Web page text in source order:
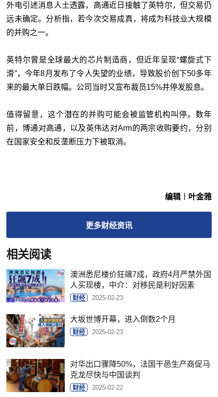
外电引述消息人士透露，高通近日接触了英特尔，但交易仍
远未确定。分析指，若今次交易成真，将成为科技业大规模
的并购之一。
英特尔曾是全球最大的芯片制造商，但近年呈现“螺旋式下
滑”，今年8月发布了令人失望的业绩，导致股价创下50多年
来的最大单日跌幅。公司当时又宣布裁员15%并停发股息。
值得留意，这个潜在的并购可能会被监管机构叫停。数年
前，博通对高通，以及英伟达对Arm的两宗收购要约，分别
在国家安全和反垄断压力下被取消。
编辑︱叶金雅
更多财经资讯
相关阅读
澳洲悉尼楼价狂飊7成，政府4月严禁外国
人买现楼，中介：对移民是利好因素
财经 2025-02-23
大坂世博开幕，进入倒数2个月
财经 2025-02-23
对华出口骤降50%，法国干邑生产商促马
克龙尽快与中国谈判
财经 2025-02-22